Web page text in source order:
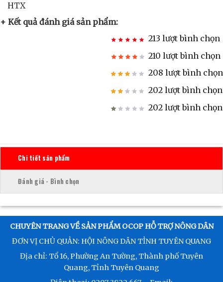
HTX
+ Kết quả đánh giá sản phẩm:
213 lượt bình chọn
210 lượt bình chọn
208 lượt bình chọn
202 lượt bình chọn
202 lượt bình chọn
Chi tiết sản phẩm
Đánh giá - Bình chọn
CHUYÊN TRANG VỀ SẢN PHẨM OCOP HỖ TRỢ NÔNG DÂN
ĐƠN VỊ CHỦ QUẢN: HỘI NÔNG DÂN TỈNH TUYÊN QUANG
Địa chỉ: Tổ 16, Phường An Tường, Thành phố Tuyên
Quang, Tỉnh Tuyên Quang